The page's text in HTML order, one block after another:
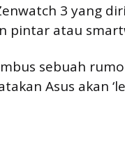
3 yang
pintar atau
sebuah
Asus akan